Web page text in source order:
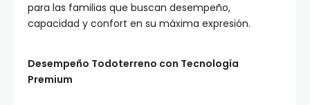
para las familias que buscan desempeño,
capacidad y confort en su máxima expresión.
Desempeño Todoterreno con Tecnología
Premium